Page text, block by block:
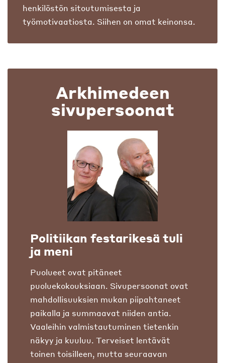
henkilöstön sitoutumisesta ja
työmotivaatiosta. Siihen on omat keinonsa.
Arkhimedeen
sivupersoonat
Politiikan festarikesä tuli
ja meni
Puolueet ovat pitäneet
puoluekokouksiaan. Sivupersoonat ovat
mahdollisuuksien mukan piipahtaneet
paikalla ja summaavat niiden antia.
Vaaleihin valmistautuminen tietenkin
näkyy ja kuuluu. Terveiset lentävät
toinen toisilleen, mutta seuraavan